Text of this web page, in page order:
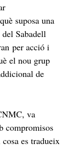
suposa una
Sabadell
per acció i
el nou grup
de
va
compromisos
es tradueix